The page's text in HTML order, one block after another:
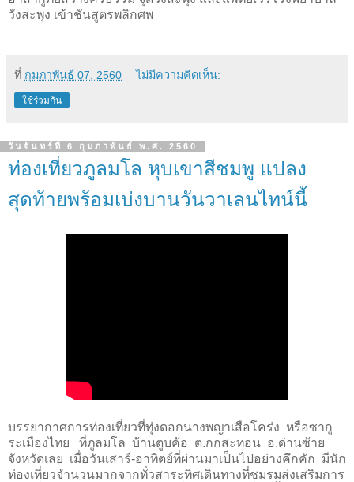
วังสะพุง เข้าชันสูตรพลิกศพ
ที่ กุมภาพันธ์ 07, 2560 ไม่มีความคิดเห็น:
ใช้ร่วมกัน
วันจันทร์ที่ 6 กุมภาพันธ์ พ.ศ. 2560
ท่องเที่ยวภูลมโล หุบเขาสีชมพู แปลง
สุดท้ายพร้อมเบ่งบานวันวาเลนไทน์นี้
บรรยากาศการท่องเที่ยวที่ทุ่งดอกนางพญาเสือโคร่ง หรือซากู
ระเมืองไทย
ที่ภูลมโล บ้านตูบค้อ ต.กกสะทอน อ.ด่านซ้าย
จังหวัดเลย เมื่อวันเสาร์-อาทิตย์ที่ผ่านมาเป็นไปอย่างคึกคัก มีนัก
ท่องเที่ยวจำนวนมากจากทั่วสาระทิศเดินทางที่ชมรมส่งเสริมการ